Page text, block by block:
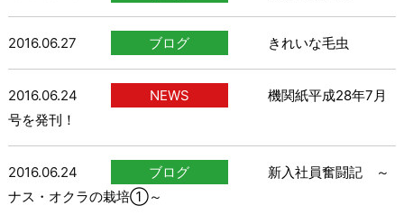
2016.06.27 ブログ きれいな毛虫
2016.06.24 NEWS
機関紙平成28年7月
号を発刊！
2016.06.24 ブログ
新入社員奮闘記 ～
ナス・オクラの栽培①～